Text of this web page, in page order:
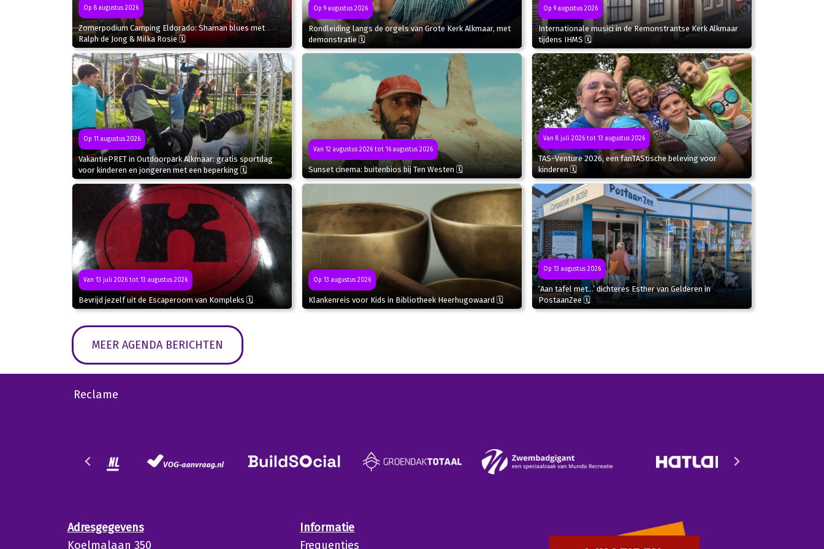
Op 8 augustus 2026
Zomerpodium Camping Eldorado: Shaman blues met
Ralph de Jong & Milka Rosie 🗓
Op 9 augustus 2026
Rondleiding langs de orgels van Grote Kerk Alkmaar, met
demonstratie 🗓
Op 9 augustus 2026
Internationale musici in de Remonstrantse Kerk Alkmaar
tijdens IHMS 🗓
Op 11 augustus 2026
VakantiePRET in Outdoorpark Alkmaar: gratis sportdag
voor kinderen en jongeren met een beperking 🗓
Van 12 augustus 2026 tot 16 augustus 2026
Sunset cinema: buitenbios bij Ten Westen 🗓
Van 8 juli 2026 tot 13 augustus 2026
TAS-Venture 2026, een fanTAStische beleving voor
kinderen 🗓
Van 13 juli 2026 tot 13 augustus 2026
Bevrijd jezelf uit de Escaperoom van Kompleks 🗓
Op 13 augustus 2026
Klankenreis voor Kids in Bibliotheek Heerhugowaard 🗓
Op 13 augustus 2026
‘Aan tafel met…’ dichteres Esther van Gelderen in
PostaanZee 🗓
MEER AGENDA BERICHTEN
Reclame
Adresgegevens
Koelmalaan 350
Informatie
Frequenties